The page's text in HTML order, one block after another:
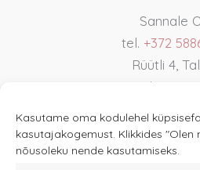
Kasutame oma kodulehel
kasutajakogemust. Klikkides "Olen
nõusoleku nende kasutamiseks.
Sannale
tel. +372
Rüütli 4,
Kauba